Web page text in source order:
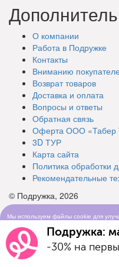
О компании
Работа в Подружке
Контакты
Вниманию
Возврат товаров
Доставка и оплата
Вопросы и ответы
Обратная связь
Оферта ООО «Табер
3D ТУР
Карта сайта
Политика обработки
Рекомендательные
© Подружка, 2026
Мы используем файлы cookie для
использования cookie-файлов
Подружка:
-30% на